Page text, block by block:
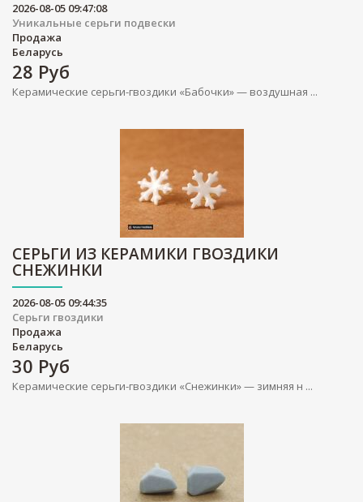
2026-08-05 09:47:08
Уникальные серьги подвески
Продажа
Беларусь
28 Руб
Керамические серьги-гвоздики «Бабочки» — воздушная ...
СЕРЬГИ ИЗ КЕРАМИКИ ГВОЗДИКИ
СНЕЖИНКИ
2026-08-05 09:44:35
Серьги гвоздики
Продажа
Беларусь
30 Руб
Керамические серьги-гвоздики «Снежинки» — зимняя н ...